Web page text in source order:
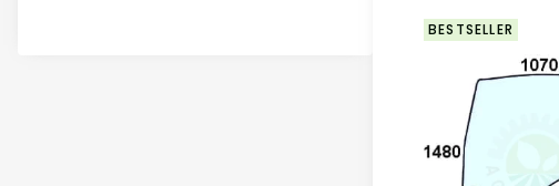
BESTSELLER